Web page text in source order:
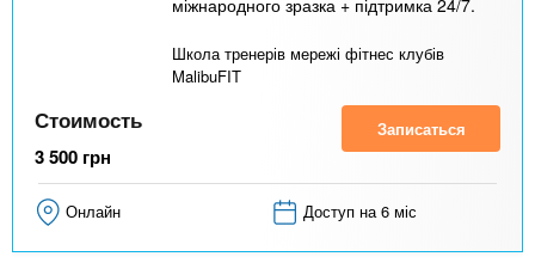
міжнародного зразка + підтримка 24/7.
Школа тренерів мережі фітнес клубів
MalibuFIT
Стоимость
3 500 грн
Записаться
Онлайн Доступ на 6 міс